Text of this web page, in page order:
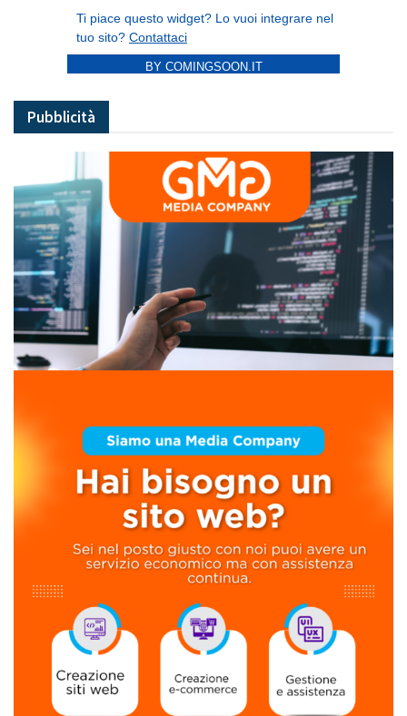
BY COMINGSOON.IT
Pubblicità